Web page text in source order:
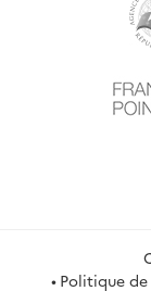
Politique